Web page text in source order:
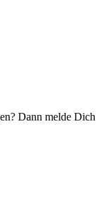
Dann melde Dich